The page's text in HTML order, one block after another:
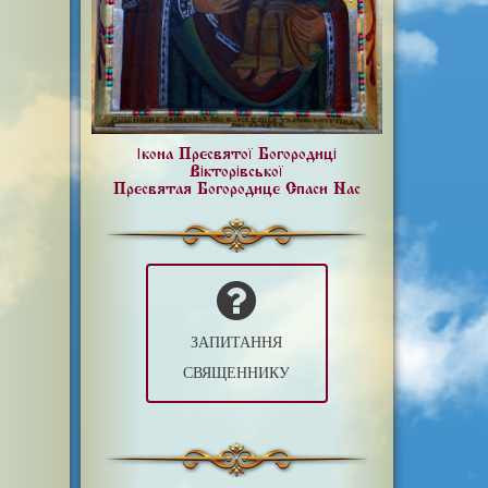
Ікона Пресвятої Богородиці
Вікторівської
Пресвятая Богородице Спаси Нас
ЗАПИТАННЯ
СВЯЩЕННИКУ